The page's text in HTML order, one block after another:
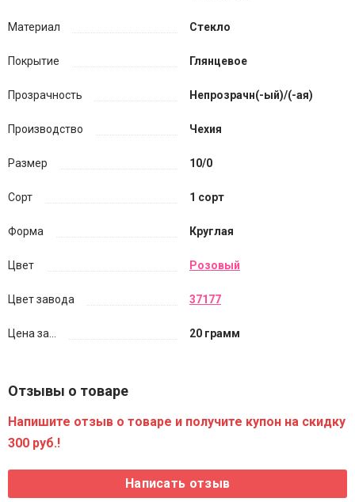
Материал Стекло
Покрытие Глянцевое
Прозрачность Непрозрачн(-ый)/(-ая)
Производство Чехия
Размер 10/0
Сорт 1 сорт
Форма Круглая
Цвет Розовый
Цвет завода 37177
Цена за... 20 грамм
Отзывы о товаре
Напишите отзыв о товаре и получите купон на скидку
300 руб.!